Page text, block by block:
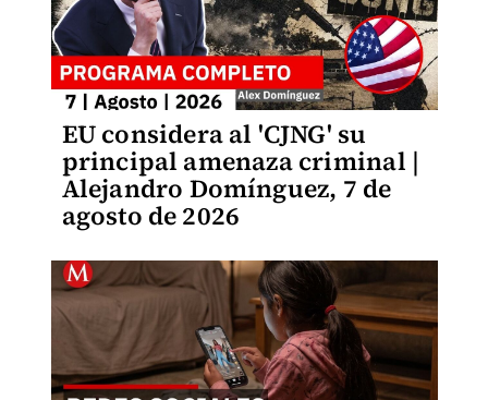
EU considera al 'CJNG' su
principal amenaza criminal |
Alejandro Domínguez, 7 de
agosto de 2026